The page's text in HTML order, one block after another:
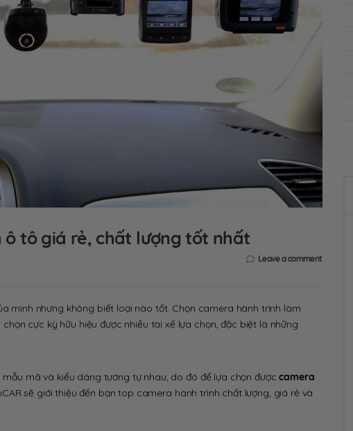
tô giá rẻ, chất lượng tốt nhất
Leave a comment
mình nhưng không biết loại nào tốt. Chọn camera hành trình làm
cực kỳ hữu hiệu được nhiều tài xế lựa chọn, đặc biệt là những
mã và kiểu dáng tương tự nhau, do đó để lựa chọn đượccamera
sẽ giới thiệu đến bạn top camera hành trình chất lượng, giá rẻ và